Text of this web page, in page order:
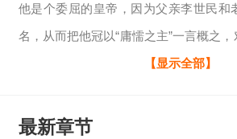
他是个委屈的皇帝，因为父亲李世民和
名，从而把他冠以“庸懦之主”一言概之
响做淡化处理，然而历史的真实情况又
个掌控全局、洞察一切的皇帝，一个以
【显示全部】
最新章节